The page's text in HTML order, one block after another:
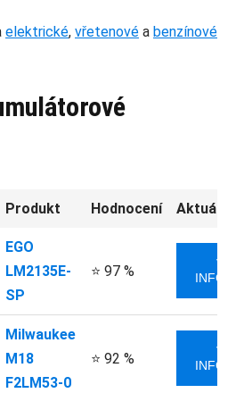
elektrické, vřetenové a benzínové
Produkt Hodnocení Aktuální
EGO
LM2135E-
SP
⭐ 97 %
VÍCE
Milwaukee
M18
F2LM53-0
⭐ 92 %
VÍCE